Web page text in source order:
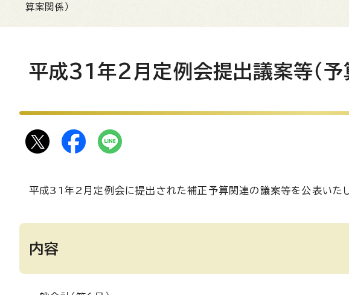
算案関係）
平成31年2月定例会提出議案等（予
平成31年2月定例会に提出された補正予算関連の議案等を公表いたし
内容